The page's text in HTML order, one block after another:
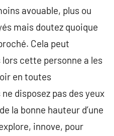
avouable, plus ou
mais doutez quoique
Cela peut
cette personne a les
en toutes
disposez pas des yeux
la bonne hauteur d’une
innove, pour